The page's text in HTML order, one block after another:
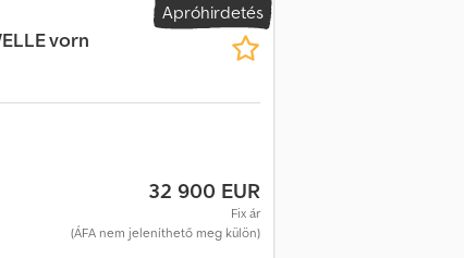
Apróhirdetés
vorn
32 900 EUR
Fix ár
(ÁFA nem jeleníthető meg külön)